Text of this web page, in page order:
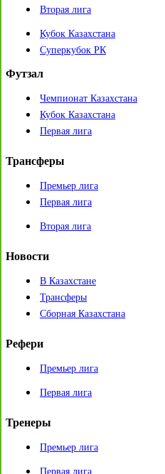
Вторая лига
Кубок Казахстана
Суперкубок РК
Футзал
Чемпионат Казахстана
Кубок Казахстана
Первая лига
Трансферы
Премьер лига
Первая лига
Вторая лига
Новости
В Казахстане
Трансферы
Сборная Казахстана
Рефери
Премьер лига
Первая лига
Тренеры
Премьер лига
Первая лига